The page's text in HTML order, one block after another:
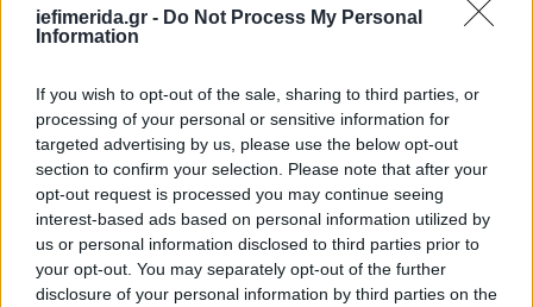
iefimerida.gr - Do Not Process My Personal
Information
If you wish to opt-out of the sale, sharing to third parties, or
processing of your personal or sensitive information for
targeted advertising by us, please use the below opt-out
section to confirm your selection. Please note that after your
opt-out request is processed you may continue seeing
interest-based ads based on personal information utilized by
us or personal information disclosed to third parties prior to
your opt-out. You may separately opt-out of the further
disclosure of your personal information by third parties on the
περιβαλλοντικές οργανώσεις χαρακτήρισαν αυτή τη
περιστατικά μαζικής θανάτωσης άγριας πανίδας
των τελευταίων ετών».